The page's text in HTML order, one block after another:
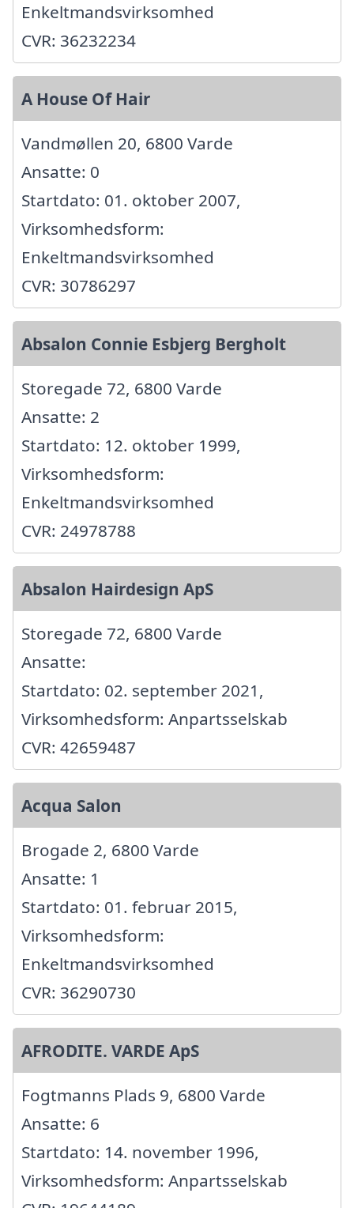
Enkeltmandsvirksomhed
CVR: 36232234
A House Of Hair
Vandmøllen 20, 6800 Varde
Ansatte: 0
Startdato: 01. oktober 2007,
Virksomhedsform:
Enkeltmandsvirksomhed
CVR: 30786297
Absalon Connie Esbjerg Bergholt
Storegade 72, 6800 Varde
Ansatte: 2
Startdato: 12. oktober 1999,
Virksomhedsform:
Enkeltmandsvirksomhed
CVR: 24978788
Absalon Hairdesign ApS
Storegade 72, 6800 Varde
Ansatte:
Startdato: 02. september 2021,
Virksomhedsform: Anpartsselskab
CVR: 42659487
Acqua Salon
Brogade 2, 6800 Varde
Ansatte: 1
Startdato: 01. februar 2015,
Virksomhedsform:
Enkeltmandsvirksomhed
CVR: 36290730
AFRODITE. VARDE ApS
Fogtmanns Plads 9, 6800 Varde
Ansatte: 6
Startdato: 14. november 1996,
Virksomhedsform: Anpartsselskab